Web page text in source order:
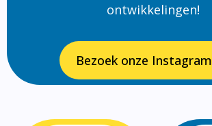
ontwikkelingen!
Bezoek onze Instagram